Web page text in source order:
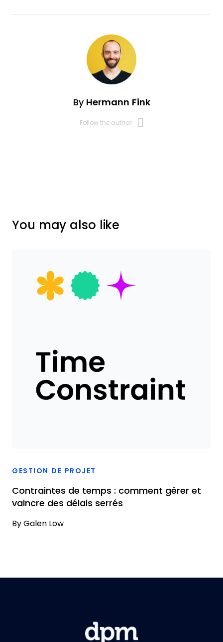
By Hermann Fink
Follow the author:
You may also like
GESTION DE PROJET
Contraintes de temps : comment gérer et
vaincre des délais serrés
By Galen Low